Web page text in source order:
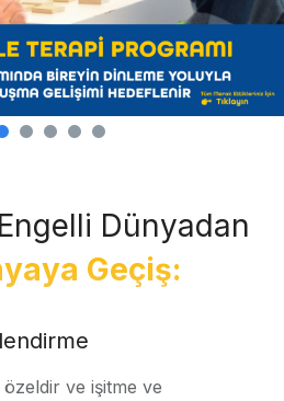
Dünyadan
Geçiş:
ve işitme ve